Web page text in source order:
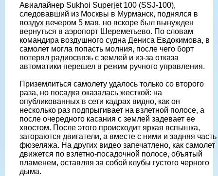
Авиалайнер Sukhoi Superjet 100 (SSJ-100),
следовавший из Москвы в Мурманск, поднялся в
воздух вечером 5 мая, но вскоре был вынужден
вернуться в аэропорт Шереметьево. По словам
командира воздушного судна Дениса Евдокимова, в
самолет могла попасть молния, после чего борт
потерял радиосвязь с землей и из-за отказа
автоматики перешел в режим ручного управления.
Приземлиться самолету удалось только со второго
раза, но посадка оказалась жесткой: на
опубликованных в сети кадрах видно, как он
несколько раз подпрыгивает на взлетной полосе, а
после очередного касания с землей задевает ее
хвостом. После этого происходит яркая вспышка,
загораются двигатели, а вместе с ними и задняя часть
фюзеляжа. На других видео запечатлено, как самолет
движется по взлетно-посадочной полосе, объятый
пламенем, оставляя за собой клубы густого черного
дыма.